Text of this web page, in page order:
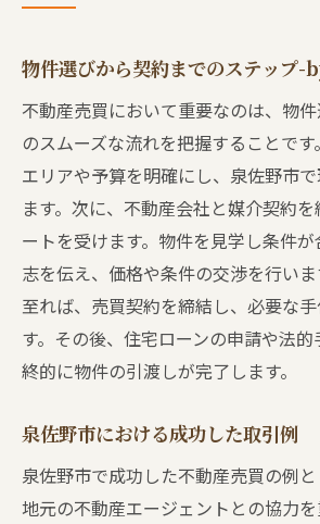
物件選びから契約までのステップ-
不動産売買において重要なのは、物
のスムーズな流れを把握することで
エリアや予算を明確にし、泉佐野市
ます。次に、不動産会社と媒介契約
ートを受けます。物件を見学し条件
志を伝え、価格や条件の交渉を行い
至れば、売買契約を締結し、必要な
す。その後、住宅ローンの申請や法
終的に物件の引渡しが完了します。
泉佐野市における成功した取引例
泉佐野市で成功した不動産売買の例
地元の不動産エージェントとの協力を